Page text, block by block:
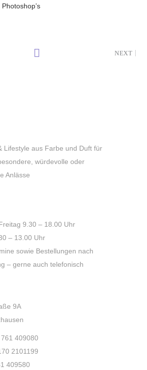
NEXT
Lifestyle aus Farbe und Duft für
würdevolle oder
Anlässe
9.30 – 18.00 Uhr
– 13.00 Uhr
sowie Bestellungen nach
– gerne auch telefonisch
9A
409080
2101199
409580